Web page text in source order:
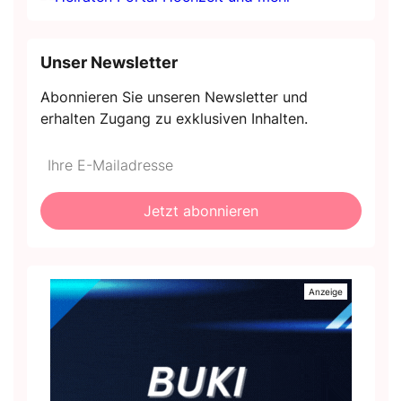
Unser Newsletter
Abonnieren Sie unseren Newsletter und
erhalten Zugang zu exklusiven Inhalten.
Do
fill
this
*Ihre
Mailadresse:
Jetzt abonnieren